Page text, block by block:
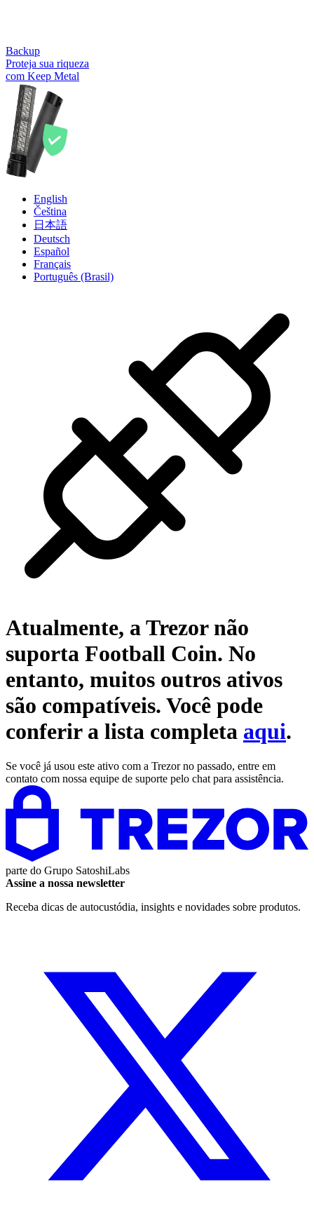
Backup
Proteja sua riqueza
com Keep Metal
English
Čeština
日本語
Deutsch
Español
Français
Português (Brasil)
Atualmente, a Trezor não
suporta Football Coin. No
entanto, muitos outros ativos
são compatíveis. Você pode
conferir a lista completa aqui.
Se você já usou este ativo com a Trezor no passado, entre em
contato com nossa equipe de suporte pelo chat para assistência.
parte do Grupo SatoshiLabs
Assine a nossa newsletter
Receba dicas de autocustódia, insights e novidades sobre produtos.